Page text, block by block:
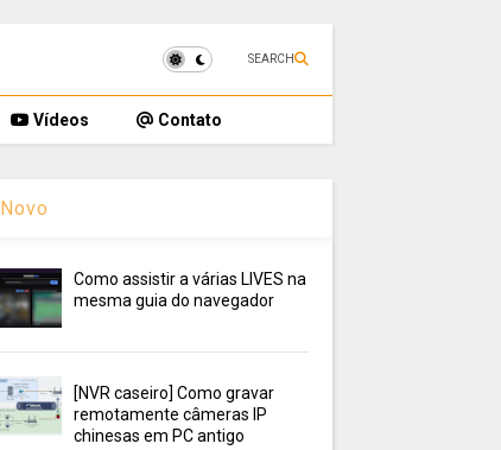
SEARCH
Vídeos Contato
Novo
Como assistir a várias LIVES na
mesma guia do navegador
[NVR caseiro] Como gravar
remotamente câmeras IP
chinesas em PC antigo